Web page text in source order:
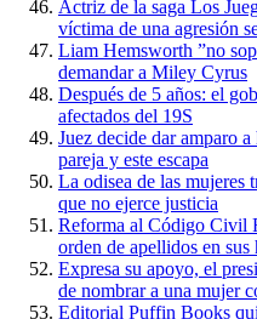
Actriz de la saga Los
víctima de una agresión
Liam Hemsworth ”no
demandar a Miley Cyrus
Después de 5 años: el
afectados del 19S
Juez decide dar amparo
pareja y este escapa
La odisea de las mujeres
que no ejerce justicia
Reforma al Código Civil
orden de apellidos en sus
Expresa su apoyo, el
de nombrar a una mujer
Editorial Puffin Books